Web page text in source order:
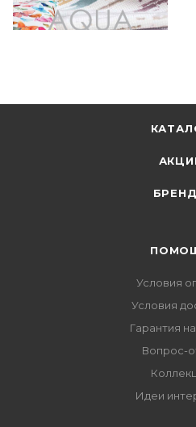
Условия
Условия
Гарантия
Вопрос-
Идеи